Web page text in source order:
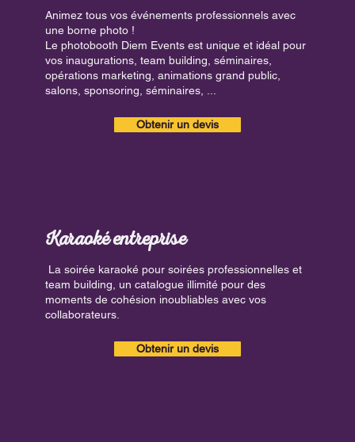
Animez tous vos événements professionnels avec
une borne photo !
Le photobooth Diem Events est unique et idéal pour
vos inaugurations, team building, séminaires,
opérations marketing, animations grand public,
salons, sponsoring, séminaires, ...
Obtenir un devis
La soirée karaoké pour soirées professionnelles et
team building, un catalogue illimité pour des
moments de cohésion inoubliables avec vos
collaborateurs.
Karaoké entreprise
Obtenir un devis